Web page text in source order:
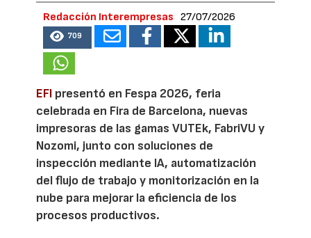
Redacción Interempresas 27/07/2026
709
EFI presentó en Fespa 2026, feria
celebrada en Fira de Barcelona, nuevas
impresoras de las gamas VUTEk, FabriVU y
Nozomi, junto con soluciones de
inspección mediante IA, automatización
del flujo de trabajo y monitorización en la
nube para mejorar la eficiencia de los
procesos productivos.